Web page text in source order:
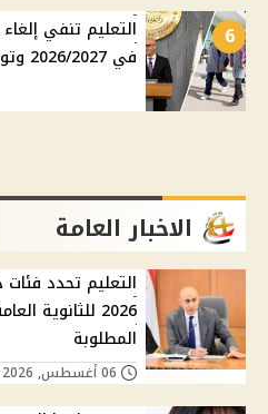
6
التعليم تنفي
في 2026/2027 وتوضح نظام الحضور
الاخبار العامة
التعليم تحدد فئات
2026 للثانوية
المطلوبة